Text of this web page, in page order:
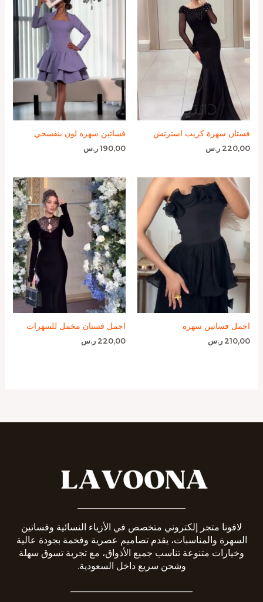
فستان سهرة كريب استرتش
220,00 ر.س
فساتين سهره لون بنفسجي
190,00 ر.س
اجمل فساتين سهره
210,00 ر.س
اجمل فستان مخمل للسهرات
220,00 ر.س
لافونا متجر إلكتروني متخصص في الأزياء النسائية وفساتين
السهرة والمناسبات، يقدم تصاميم عصرية وفخمة بجودة عالية
وخيارات متنوعة تناسب جميع الأذواق، مع تجربة تسوق سهلة
وشحن سريع داخل السعودية.